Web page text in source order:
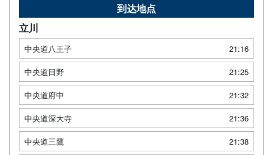
到达地点
立川
中央道八王子
21:16
中央道日野
21:25
中央道府中
21:32
中央道深大寺
21:36
中央道三鷹
21:38